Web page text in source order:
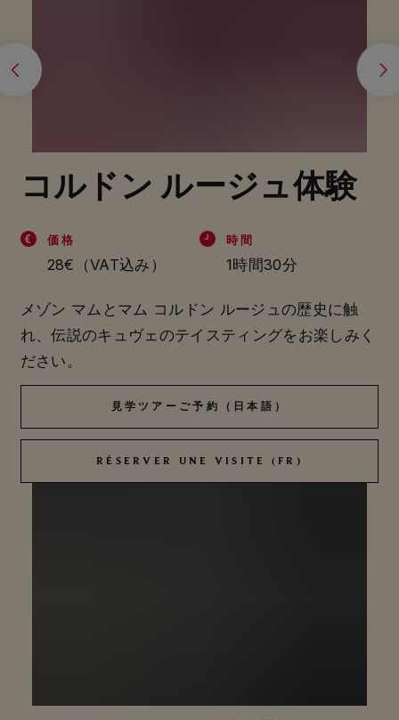
コルドン ルージュ体験
価格
28€（VAT込み）
時間
1時間30分
メゾン マムとマム コルドン ルージュの歴史に触
れ、伝説のキュヴェのテイスティングをお楽しみく
ださい。
見学ツアーご予約（日本語）
見学ツアーご予約（日本語）
RÉSERVER UNE VISITE (FR)
RÉSERVER UNE VISITE (FR)